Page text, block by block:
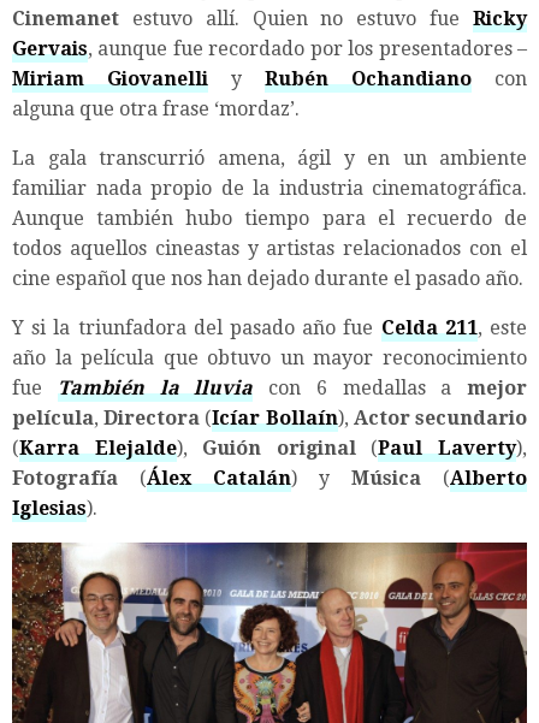
Cinemanet estuvo allí. Quien no estuvo fueRicky
Gervais, aunque fue recordado por los presentadores –
Miriam Giovanelli y Rubén Ochandiano
con
alguna que otra frase ‘mordaz’.
La gala transcurrió amena, ágil y en un ambiente
familiar nada propio de la industria cinematográfica.
Aunque también hubo tiempo para el recuerdo de
todos aquellos cineastas y artistas relacionados con el
cine español que nos han dejado durante el pasado año.
Y si la triunfadora del pasado año fue Celda 211, este
año la película que obtuvo un mayor reconocimiento
fue También la lluvia con 6 medallas a mejor
película,Directora (Icíar Bollaín), Actor secundario
(Karra Elejalde), Guión original(Paul Laverty),
Fotografía (Álex Catalán) y Música (Alberto
Iglesias).